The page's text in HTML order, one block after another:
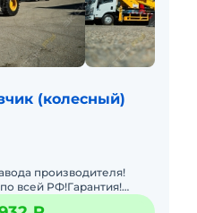
(колесный)
производителя!
всей РФ!Гарантия!
933 с быстросъемом -